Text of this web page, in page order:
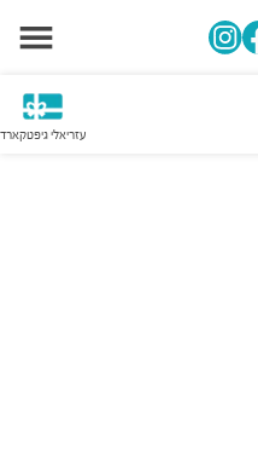
עזריאלי גיפטקארד